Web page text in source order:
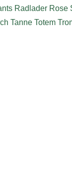
Radlader Rose
Tanne Totem